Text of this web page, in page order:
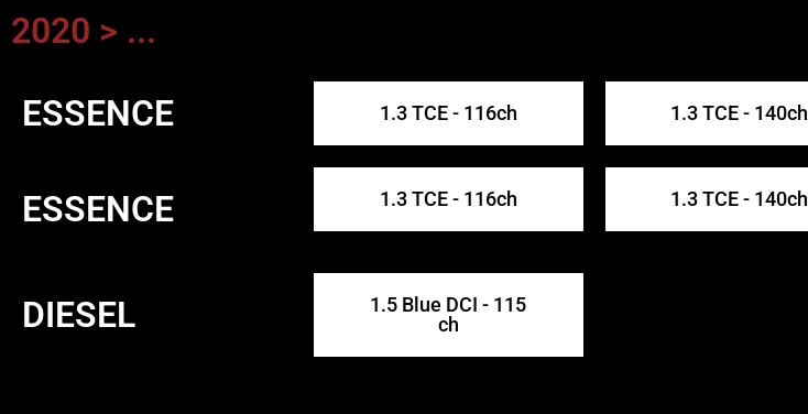
2020 > ...
ESSENCE
1.3 TCE - 116ch 1.3 TCE - 140ch
ESSENCE 1.3 TCE - 116ch 1.3 TCE - 140ch
DIESEL
1.5 Blue DCI - 115
ch